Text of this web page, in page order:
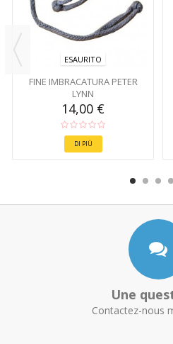
ESAURITO
FINE IMBRACATURA PETER
LYNN
14,00 €
DI PIÙ
Une
Contactez-nous